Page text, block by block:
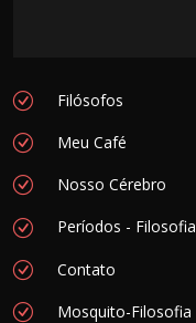
Filósofos
Meu Café
Nosso Cérebro
Períodos - Filosofia
Contato
Mosquito-Filosofia